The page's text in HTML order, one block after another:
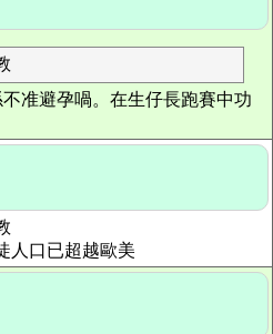
准避孕喎。在生仔長跑賽中功
人口已超越歐美